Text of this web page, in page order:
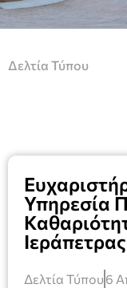
Δελτία Τύπου
Υπηρεσία
Ιεράπετρας
Δελτία Τύπου 6